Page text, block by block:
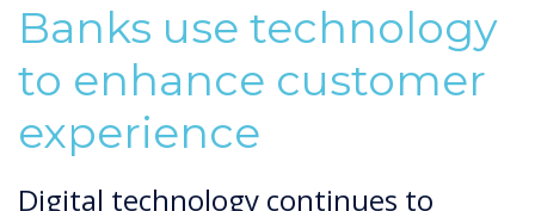
Banks use technology
to enhance customer
experience
Digital technology continues to